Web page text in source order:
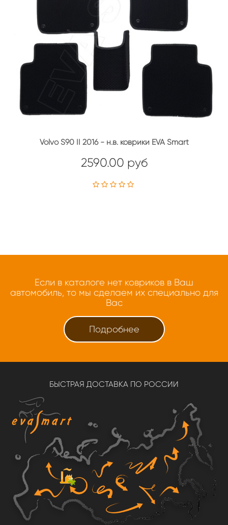
Volvo S90 II 2016 - н.в. коврики EVA Smart
2590.00 руб
Если в каталоге нет ковриков в Ваш
автомобиль, то мы сделаем их специально для
Вас
Подробнее
БЫСТРАЯ ДОСТАВКА ПО РОССИИ